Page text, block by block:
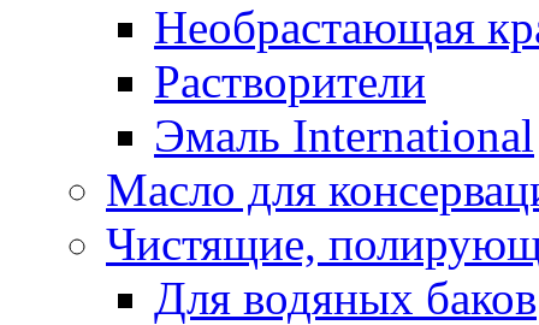
Необрастающая
Растворители
Эмаль International
Масло для
Чистящие,
Для водяных баков